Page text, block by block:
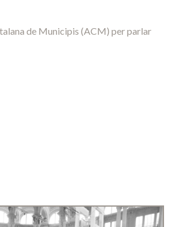
de Municipis (ACM) per parlar